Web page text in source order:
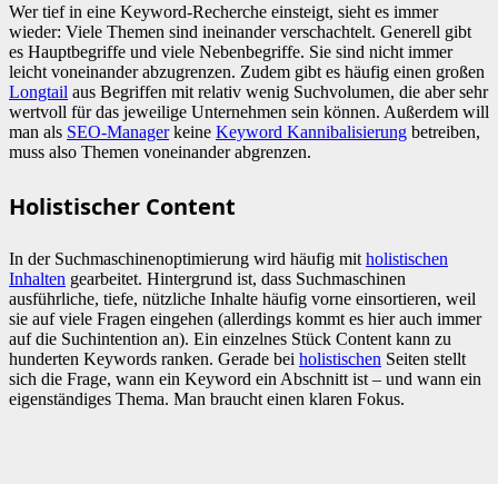
Wer tief in eine Keyword-Recherche einsteigt, sieht es immer
wieder: Viele Themen sind ineinander verschachtelt. Generell gibt
es Hauptbegriffe und viele Nebenbegriffe. Sie sind nicht immer
leicht voneinander abzugrenzen. Zudem gibt es häufig einen großen
Longtail aus Begriffen mit relativ wenig Suchvolumen, die aber sehr
wertvoll für das jeweilige Unternehmen sein können. Außerdem will
man als SEO-Managerkeine Keyword Kannibalisierung betreiben,
muss also Themen voneinander abgrenzen.
Holistischer Content
In der Suchmaschinenoptimierung wird häufig mit holistischen
Inhalten gearbeitet. Hintergrund ist, dass Suchmaschinen
ausführliche, tiefe, nützliche Inhalte häufig vorne einsortieren, weil
sie auf viele Fragen eingehen (allerdings kommt es hier auch immer
auf die Suchintention an). Ein einzelnes Stück Content kann zu
hunderten Keywords ranken. Gerade bei holistischen Seiten stellt
sich die Frage, wann ein Keyword ein Abschnitt ist – und wann ein
eigenständiges Thema. Man braucht einen klaren Fokus.